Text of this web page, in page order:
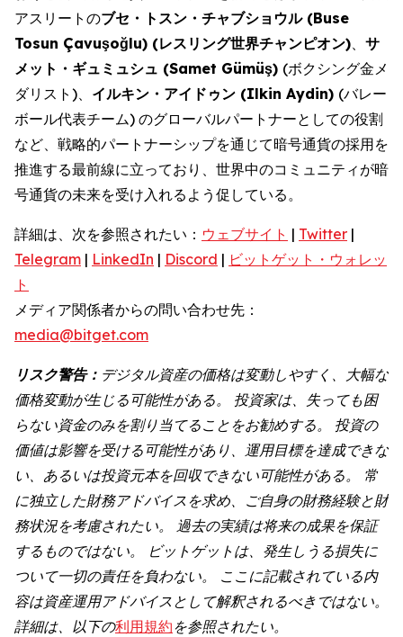
アスリートのブセ・トスン・チャブショウル(Buse
Tosun Çavuşoğlu) (レスリング世界チャンピオン)、 サ
メット・ギュミュシュ (Samet Gümüş) (ボクシング金メ
ダリスト)、 イルキン・アイドゥン (Ilkin Aydin) (バレー
ボール代表チーム) のグローバルパートナーとしての役割
など、戦略的パートナーシップを通じて暗号通貨の採用を
推進する最前線に立っており、世界中のコミュニティが暗
号通貨の未来を受け入れるよう促している。
詳細は、次を参照されたい： ウェブサイト | Twitter |
Telegram | LinkedIn | Discord | ビットゲット・ウォレッ
ト
メディア関係者からの問い合わせ先：
media@bitget.com
リスク警告： デジタル資産の価格は変動しやすく、大幅な
価格変動が生じる可能性がある。
投資家は、失っても困
らない資金のみを割り当てることをお勧めする。
投資の
価値は影響を受ける可能性があり、運用目標を達成できな
い、あるいは投資元本を回収できない可能性がある。
常
に独立した財務アドバイスを求め、ご自身の財務経験と財
務状況を考慮されたい。
過去の実績は将来の成果を保証
するものではない。
ビットゲットは、発生しうる損失に
ついて一切の責任を負わない。
ここに記載されている内
容は資産運用アドバイスとして解釈されるべきではない。
詳細は、以下の利用規約を参照されたい。